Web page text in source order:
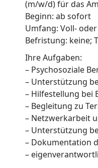
o
n
s
g
e
s
e
l
l
(m/w/d) für das
Beginn: ab sofort
Umfang: Voll-
Befristung: keine;
Ihre Aufgaben:
– Psychosoziale
– Unterstützung
– Hilfestellung bei
– Begleitung zu
– Netzwerkarbeit
– Unterstützung
– Dokumentation
–